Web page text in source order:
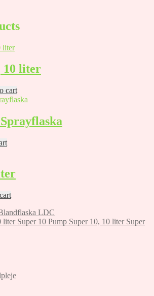
10 liter
cart
LDC
Pump Super 10, 10 liter Super